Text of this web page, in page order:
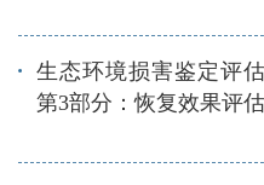
生态环境损害鉴定评
第3部分：恢复效果评